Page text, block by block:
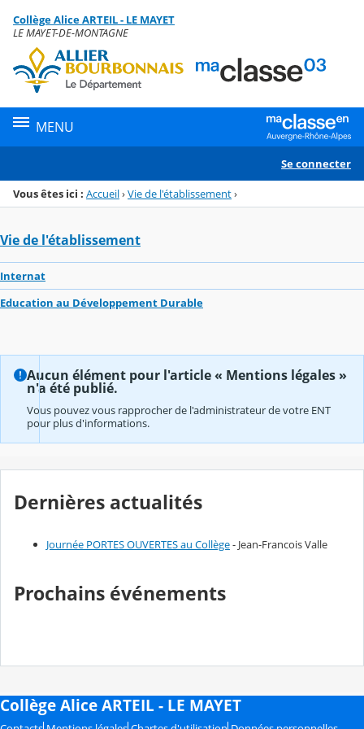
Menu de la rubrique
Contenu
Collège Alice ARTEIL - LE MAYET
LE MAYET-DE-MONTAGNE
MENU
Se connecter
Vous êtes ici : Accueil›Vie de l'établissement›
Vie de l'établissement
Internat
Education au Développement Durable
Aucun élément pour l'article « Mentions légales »
n'a été publié.
Vous pouvez vous rapprocher de l'administrateur de votre ENT
pour plus d'informations.
Dernières actualités
Journée PORTES OUVERTES au Collège- Jean-Francois Valle
Prochains événements
Collège Alice ARTEIL - LE MAYET